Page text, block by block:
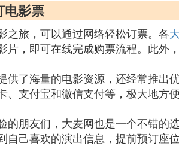
电影票
之旅，可以通过网络轻松订票。各
片，即可在线完成购票流程。此外
供了海量的电影资源，还经常推出
、支付宝和微信支付等，极大地方
的朋友们，大麦网也是一个不错
自己喜欢的演出信息，提前预订座